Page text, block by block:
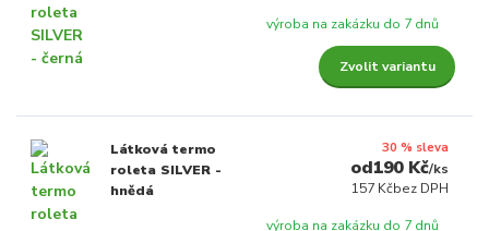
výroba na zakázku do 7 dnů
Zvolit variantu
Látková termo
roleta SILVER -
hnědá
30 % sleva
190 Kč/ks
157 Kčbez DPH
výroba na zakázku do 7 dnů